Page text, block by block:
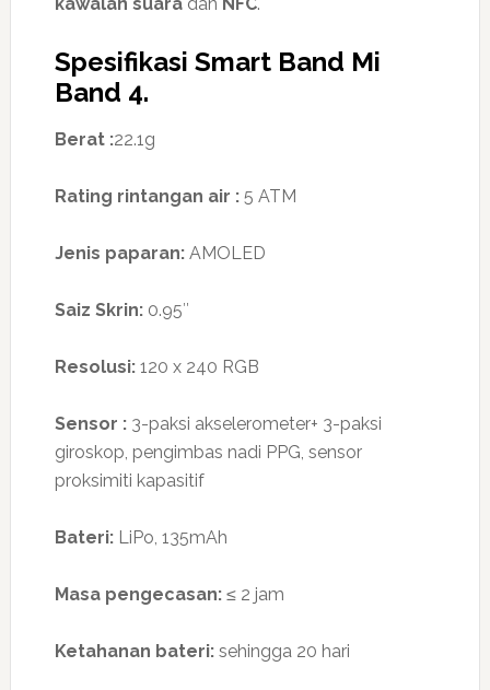
kawalan suaradan NFC.
Spesifikasi Smart Band Mi
Band 4.
Berat :22.1g
Rating rintangan air : 5 ATM
Jenis paparan: AMOLED
Saiz Skrin: 0.95″
Resolusi: 120 x 240 RGB
Sensor : 3-paksi akselerometer+ 3-paksi
giroskop, pengimbas nadi PPG, sensor
proksimiti kapasitif
Bateri: LiPo, 135mAh
Masa pengecasan: ≤ 2 jam
Ketahanan bateri:sehingga 20 hari